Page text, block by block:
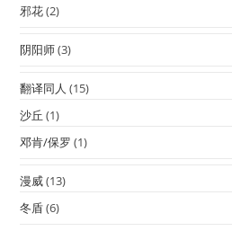
邪花(2)
阴阳师(3)
翻译同人 (15)
沙丘 (1)
邓肯/保罗 (1)
漫威(13)
冬盾(6)